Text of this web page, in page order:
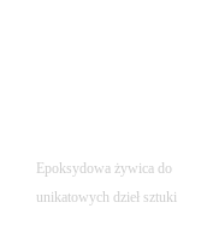
Epoksydowa żywica do
unikatowych dzieł sztuki